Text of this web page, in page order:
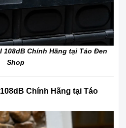
108dB Chính Hãng tại Táo Đen
Shop
Chính Hãng tại Táo